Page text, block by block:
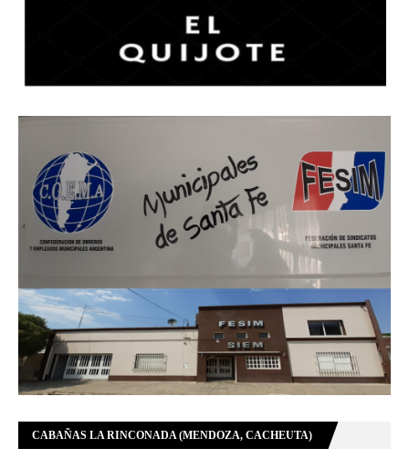
CABAÑAS LA RINCONADA (MENDOZA, CACHEUTA)